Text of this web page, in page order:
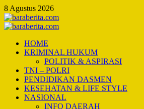
Skip
to
content
8 Agustus 2026
Primary
HOME
KRIMINAL HUKUM
POLITIK & ASPIRASI
TNI – POLRI
PENDIDIKAN DASMEN
KESEHATAN & LIFE STYLE
NASIONAL
INFO DAERAH